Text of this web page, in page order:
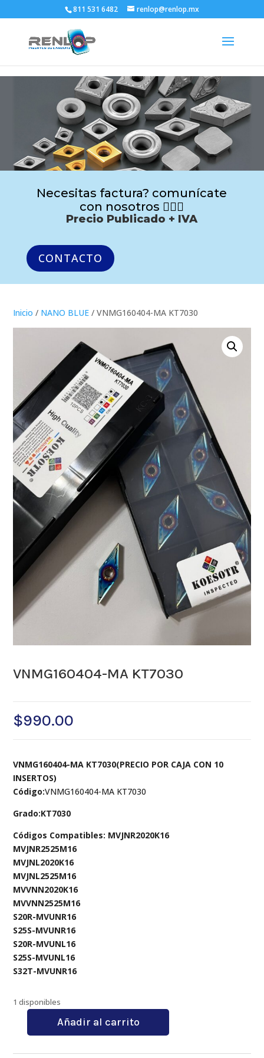
811 531 6482 renlop@renlop.mx
Necesitas factura? comunícate
con nosotros 🙋🏻‍♂️
Precio Publicado + IVA
CONTACTO
Inicio / NANO BLUE / VNMG160404-MA KT7030
VNMG160404-MA KT7030
$990.00
VNMG160404-MA KT7030(PRECIO POR CAJA CON 10
INSERTOS)
Código:VNMG160404-MA KT7030
Grado:KT7030
Códigos Compatibles: MVJNR2020K16
MVJNR2525M16
MVJNL2020K16
MVJNL2525M16
MVVNN2020K16
MVVNN2525M16
S20R-MVUNR16
S25S-MVUNR16
S20R-MVUNL16
S25S-MVUNL16
S32T-MVUNR16
1 disponibles
VNMG160404-
KT7030
Añadir al carrito